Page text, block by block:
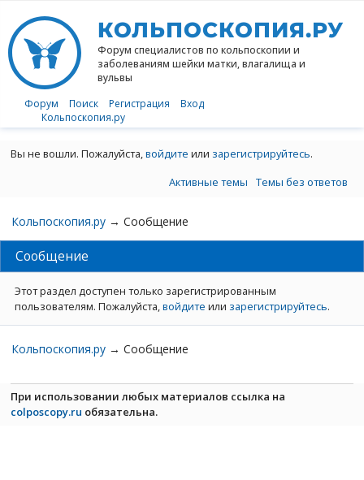
КОЛЬПОСКОПИЯ.РУ
Форум специалистов по кольпоскопии и
заболеваниям шейки матки, влагалища и
вульвы
Форум
Поиск Регистрация
Вход
Кольпоскопия.ру
Вы не вошли. Пожалуйста, войдите или зарегистрируйтесь.
Активные темы
Темы без ответов
Кольпоскопия.ру → Сообщение
Сообщение
Этот раздел доступен только зарегистрированным
пользователям. Пожалуйста,войдите или зарегистрируйтесь.
Кольпоскопия.ру → Сообщение
При использовании любых материалов ссылка на
colposcopy.ru обязательна.